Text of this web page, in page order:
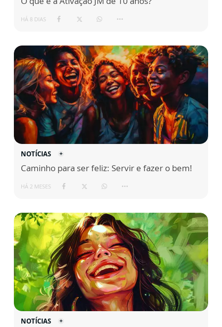
HÁ 8 DIAS
NOTÍCIAS
Caminho para ser feliz: Servir e fazer o bem!
HÁ 2 MESES
NOTÍCIAS